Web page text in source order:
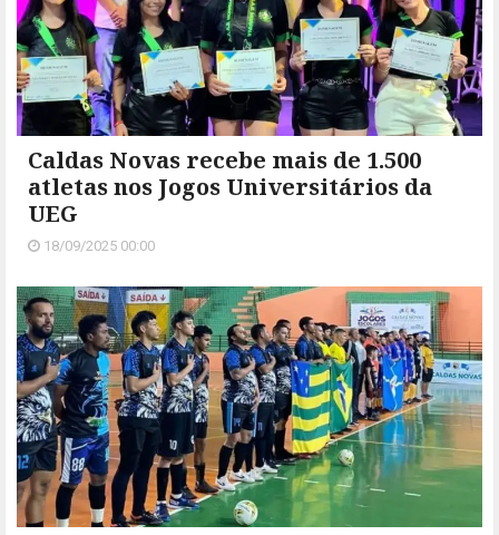
Caldas Novas recebe mais de 1.500
atletas nos Jogos Universitários da
UEG
18/09/2025 00:00